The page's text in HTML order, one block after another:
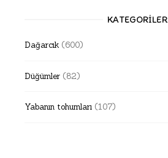
KATEGORILER
Dağarcık (600)
Düğümler (82)
Yabanın tohumları (107)